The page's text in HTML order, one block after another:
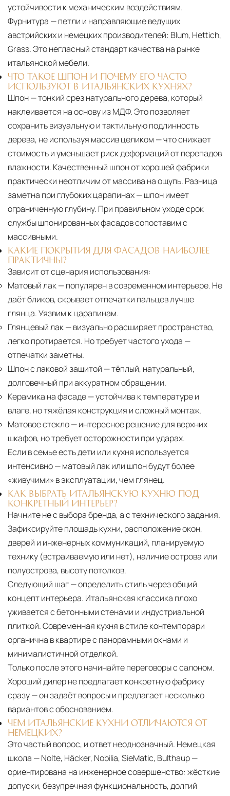
устойчивости к механическим воздействиям.
Фурнитура — петли и направляющие ведущих
австрийских и немецких производителей: Blum, Hettich,
Grass. Это негласный стандарт качества на рынке
итальянской мебели.
ЧТО ТАКОЕ ШПОН И ПОЧЕМУ ЕГО ЧАСТО
ИСПОЛЬЗУЮТ В ИТАЛЬЯНСКИХ КУХНЯХ?
Шпон — тонкий срез натурального дерева, который
наклеивается на основу из МДФ. Это позволяет
сохранить визуальную и тактильную подлинность
дерева, не используя массив целиком — что снижает
стоимость и уменьшает риск деформаций от перепадов
влажности. Качественный шпон от хорошей фабрики
практически неотличим от массива на ощупь. Разница
заметна при глубоких царапинах — шпон имеет
ограниченную глубину. При правильном уходе срок
службы шпонированных фасадов сопоставим с
массивными.
КАКИЕ ПОКРЫТИЯ ДЛЯ ФАСАДОВ НАИБОЛЕЕ
ПРАКТИЧНЫ?
Зависит от сценария использования:
Матовый лак— популярен в современном интерьере. Не
даёт бликов, скрывает отпечатки пальцев лучше
глянца. Уязвим к царапинам.
Глянцевый лак— визуально расширяет пространство,
легко протирается. Но требует частого ухода —
отпечатки заметны.
Шпон с лаковой защитой — тёплый, натуральный,
долговечный при аккуратном обращении.
Керамика на фасаде— устойчива к температуре и
влаге, но тяжёлая конструкция и сложный монтаж.
Матовое стекло— интересное решение для верхних
шкафов, но требует осторожности при ударах.
Если в семье есть дети или кухня используется
интенсивно — матовый лак или шпон будут более
«живучими» в эксплуатации, чем глянец.
КАК ВЫБРАТЬ ИТАЛЬЯНСКУЮ КУХНЮ ПОД
КОНКРЕТНЫЙ ИНТЕРЬЕР?
Начните не с выбора бренда, а с технического задания.
Зафиксируйте площадь кухни, расположение окон,
дверей и инженерных коммуникаций, планируемую
технику (встраиваемую или нет), наличие острова или
полуострова, высоту потолков.
Следующий шаг — определить стиль через общий
концепт интерьера. Итальянская классика плохо
уживается с бетонными стенами и индустриальной
плиткой. Современная кухня в стиле контемпорари
органична в квартире с панорамными окнами и
минималистичной отделкой.
Только после этого начинайте переговоры с салоном.
Хороший дилер не предлагает конкретную фабрику
сразу — он задаёт вопросы и предлагает несколько
вариантов с обоснованием.
ЧЕМ ИТАЛЬЯНСКИЕ КУХНИ ОТЛИЧАЮТСЯ ОТ
НЕМЕЦКИХ?
Это частый вопрос, и ответ неоднозначный. Немецкая
школа — Nolte, Häcker, Nobilia, SieMatic, Bulthaup —
ориентирована на инженерное совершенство: жёсткие
допуски, безупречная функциональность, долгий